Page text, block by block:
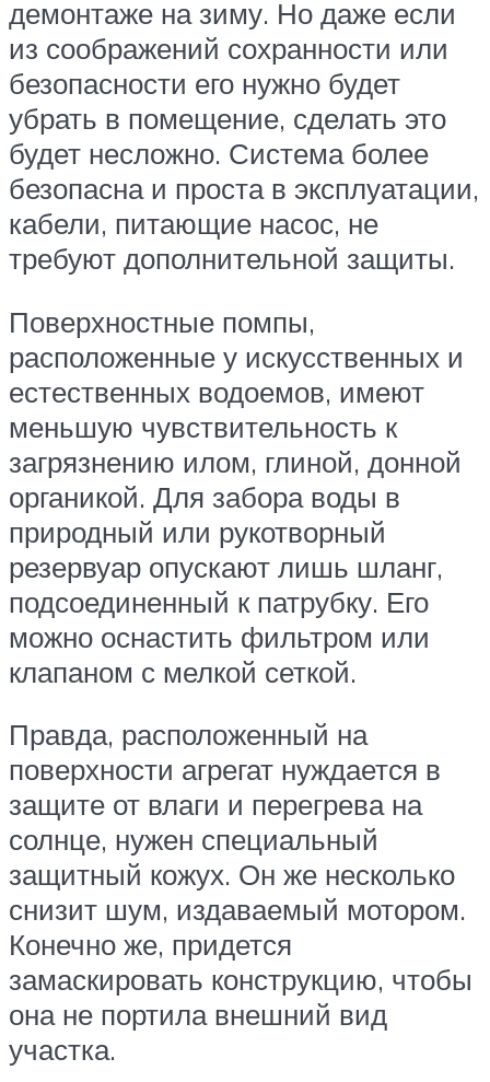
демонтаже на зиму. Но даже если
из соображений сохранности или
безопасности его нужно будет
убрать в помещение, сделать это
будет несложно. Система более
безопасна и проста в эксплуатации,
кабели, питающие насос, не
требуют дополнительной защиты.
Поверхностные помпы,
расположенные у искусственных и
естественных водоемов, имеют
меньшую чувствительность к
загрязнению илом, глиной, донной
органикой. Для забора воды в
природный или рукотворный
резервуар опускают лишь шланг,
подсоединенный к патрубку. Его
можно оснастить фильтром или
клапаном с мелкой сеткой.
Правда, расположенный на
поверхности агрегат нуждается в
защите от влаги и перегрева на
солнце, нужен специальный
защитный кожух. Он же несколько
снизит шум, издаваемый мотором.
Конечно же, придется
замаскировать конструкцию, чтобы
она не портила внешний вид
участка.